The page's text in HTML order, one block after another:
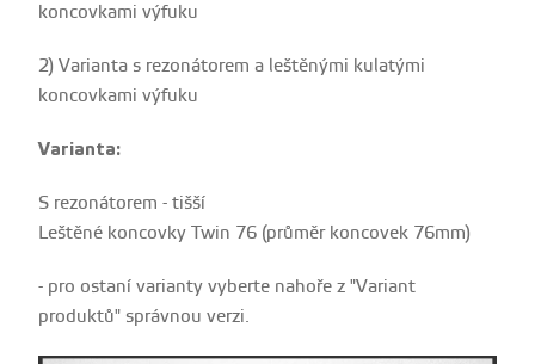
koncovkami výfuku
2) Varianta s rezonátorem a leštěnými kulatými
koncovkami výfuku
Varianta:
S rezonátorem - tišší
Leštěné koncovky Twin 76 (průměr koncovek 76mm)
- pro ostaní varianty vyberte nahoře z "Variant
produktů" správnou verzi.